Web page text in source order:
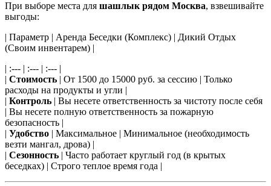
При выборе места для шашлык рядом Москва, взвешивайте
выгоды:
| Параметр | Аренда Беседки (Комплекс) | Дикий Отдых
(Своим инвентарем) |
| :--- | :--- | :--- |
| Стоимость | От 1500 до 15000 руб. за сессию | Только
расходы на продукты и угли |
| Контроль | Вы несете ответственность за чистоту после себя
| Вы несете полную ответственность за пожарную
безопасность |
| Удобство | Максимальное | Минимальное (необходимость
везти мангал, дрова) |
| Сезонность | Часто работает круглый год (в крытых
беседках) | Строго теплое время года |